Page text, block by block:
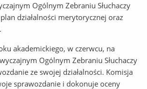
Ogólnym Zebraniu Słuchaczy
działalności merytorycznej oraz
akademickiego, w czerwcu, na
Ogólnym Zebraniu Słuchaczy
ze swojej działalności. Komisja
sprawozdanie i dokonuje oceny